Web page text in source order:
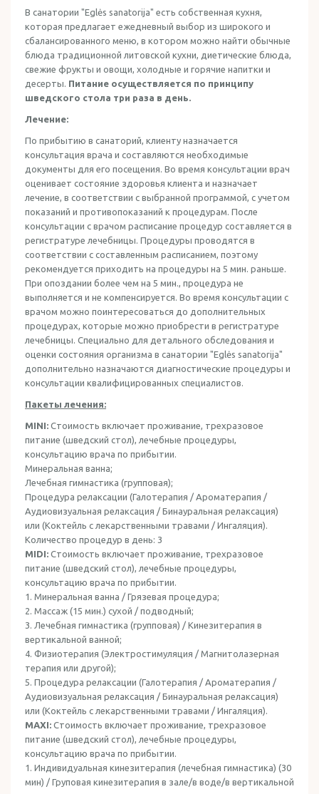
В санатории "Eglės sanatorija" есть собственная кухня,
которая предлагает ежедневный выбор из широкого и
сбалансированного меню, в котором можно найти обычные
блюда традиционной литовской кухни, диетические блюда,
свежие фрукты и овощи, холодные и горячие напитки и
десерты. Питание осуществляется по принципу
шведского стола три раза в день.
Лечение:
По прибытию в санаторий, клиенту назначается
консультация врача и составляются необходимые
документы для его посещения. Во время консультации врач
оценивает состояние здоровья клиента и назначает
лечение, в соответствии с выбранной программой, с учетом
показаний и противопоказаний к процедурам. После
консультации с врачом расписание процедур составляется в
регистратуре лечебницы. Процедуры проводятся в
соответствии с составленным расписанием, поэтому
рекомендуется приходить на процедуры на 5 мин. раньше.
При опоздании более чем на 5 мин., процедура не
выполняется и не компенсируется. Во время консультации с
врачом можно поинтересоваться до дополнительных
процедурах, которые можно приобрести в регистратуре
лечебницы. Специально для детального обследования и
оценки состояния организма в санатории "Eglės sanatorija"
дополнительно назначаются диагностические процедуры и
консультации квалифицированных специалистов.
Пакеты лечения:
MINI: Стоимость включает проживание, трехразовое
питание (шведский стол), лечебные процедуры,
консультацию врача по прибытии.
Минеральная ванна;
Лечебная гимнастика (групповая);
Процедура релаксации (Галотерапия / Ароматерапия /
Аудиовизуальная релаксация / Бинауральная релаксация)
или (Коктейль с лекарственными травами / Ингаляция).
Количество процедур в день: 3
MIDI: Стоимость включает проживание, трехразовое
питание (шведский стол), лечебные процедуры,
консультацию врача по прибытии.
1. Минеральная ванна / Грязевая процедура;
2. Массаж (15 мин.) сухой / подводный;
3. Лечебная гимнастика (групповая) / Кинезитерапия в
вертикальной ванной;
4. Физиотерапия (Электростимуляция / Магнитолазерная
терапия или другой);
5. Процедура релаксации (Галотерапия / Ароматерапия /
Аудиовизуальная релаксация / Бинауральная релаксация)
или (Коктейль с лекарственными травами / Ингаляция).
MAXI: Стоимость включает проживание, трехразовое
питание (шведский стол), лечебные процедуры,
консультацию врача по прибытии.
1. Индивидуальная кинезитерапия (лечебная гимнастика) (30
мин) / Груповая кинезитерапия в зале/в воде/в вертикальной